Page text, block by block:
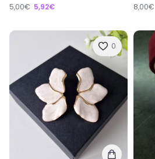
5,00€ 5,92€ 8,00€
0